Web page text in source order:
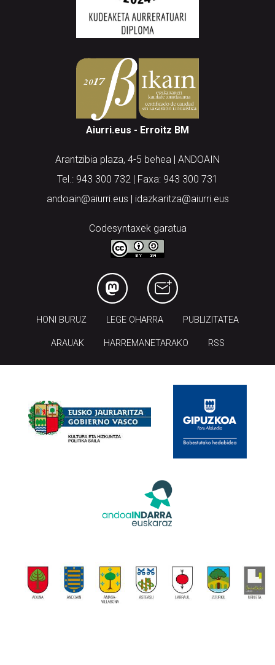
Aiurri.eus - Erroitz BM
Arantzibia plaza, 4-5 behea | ANDOAIN
Tel.: 943 300 732 | Faxa: 943 300 731
andoain@aiurri.eus | idazkaritza@aiurri.eus
Codesyntaxek garatua
HONI BURUZ LEGE OHARRA PUBLIZITATEA
ARAUAK HARREMANETARAKO RSS